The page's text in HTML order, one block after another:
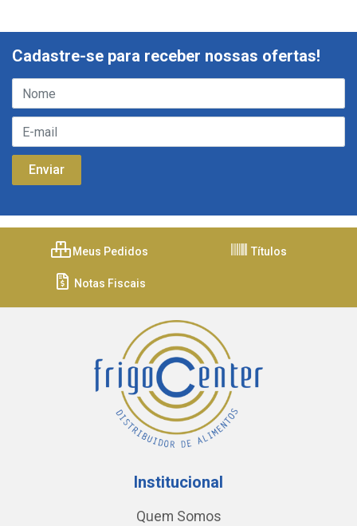
Cadastre-se para receber nossas ofertas!
Meus Pedidos Títulos
Notas Fiscais
Institucional
Quem Somos